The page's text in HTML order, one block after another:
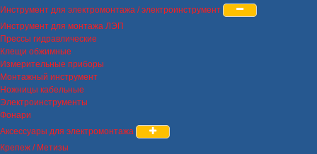
Инструмент для электромонтажа / электроинструмент
Инструмент для монтажа ЛЭП
Прессы гидравлические
Клещи обжимные
Измерительные приборы
Монтажный инструмент
Ножницы кабельные
Электроинструменты
Фонари
Аксессуары для электромонтажа
Крепеж / Метизы